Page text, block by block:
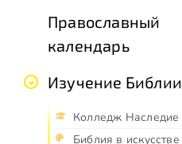
Православный
календарь
Изучение Библии
Колледж Наследие
Библия в искусстве